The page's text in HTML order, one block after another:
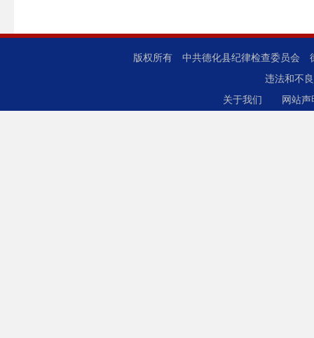
版权所有 中共德化县纪律检查委员会
违法和不
关于我们
网站声